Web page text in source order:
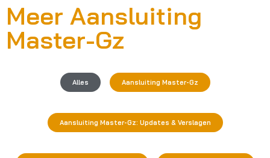
Meer Aansluiting
Master-Gz
Alles Aansluiting Master-Gz
Aansluiting Master-Gz: Updates & Verslagen